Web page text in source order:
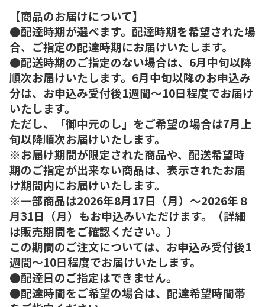
【商品のお届けについて】
●配達時期が選べます。配達時期を希望された場
合、ご指定の配達時期にお届けいたします。
●配送時期のご指定のない場合は、6月中旬以降
順次お届けいたします。6月中旬以降のお申込み
分は、お申込み受付後1週間～10日程度でお届け
いたします。
ただし、「御中元のし」をご希望の場合は7月上
旬以降順次お届けいたします。
※お届け期間が限定された商品や、配送希望時
期のご指定が出来ない商品は、表示されたお届
け期間内にお届けいたします。
※一部商品は2026年8月17日（月）～2026年８
月31日（月）もお申込みいただけます。（詳細
は販売期間をご確認ください。）
この期間のご注文については、お申込み受付後1
週間～10日程度でお届けいたします。
●配達日のご指定はできません。
●配達時間をご希望の場合は、配達希望時間帯